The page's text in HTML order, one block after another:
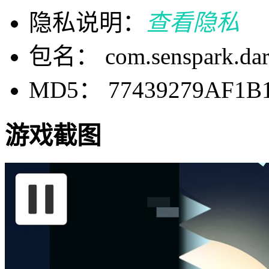
隐私说明：
查看隐私
包名：
MD5：
游戏截图